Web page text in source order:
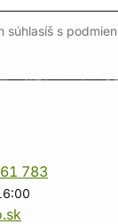
súhlasíš s
783